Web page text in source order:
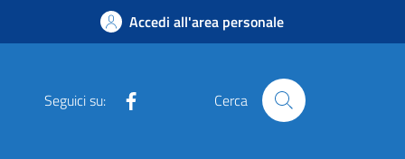
Accedi all'area personale
Seguici su: Cerca